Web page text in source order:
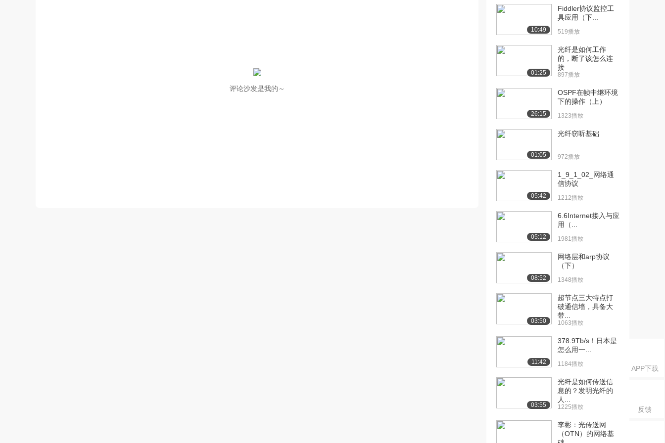
APP下载
反馈
评论沙发是我的～
[10] 第2单元 第1讲 概述&
组帧技术（...
1939播放
[11] 第2单元 第2讲 差错检
1540播放
05:36
[12] 第2单元 第3讲 ARQ
07:52
[13] 第2单元 第3讲 ARQ
[14] 第2单元 第4讲 ARQ
05:59
[15] 第2单元 第4讲 ARQ
05:56
[16] 第2单元 第5讲 ARQ
09:48
[17] 第2单元 第6讲 标准的
数据链路控...
08:22
（子网层）...
（子网层）...
[20] 第2单元 第8讲 运输层
的端到端传...
10:49
Fiddler协议监控工
具应用（下...
519播放
01:25
光纤是如何工作
的，断了该怎么连
接
897播放
26:15
OSPF在帧中继环境
下的操作（上）
1323播放
01:05
光纤窃听基础
972播放
05:42
1_9_1_02_网络通
信协议
1212播放
05:12
6.6Internet接入与应
用（...
1981播放
08:52
网络层和arp协议
（下）
1348播放
03:50
超节点三大特点打
破通信墙，具备大
带...
1063播放
11:42
378.9Tb/s！日本是
怎么用一...
1184播放
03:55
光纤是如何传送信
息的？发明光纤的
人...
1225播放
李彬：光传送网
（OTN）的网络基